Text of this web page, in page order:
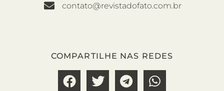
contato@revistadofato.com.br
COMPARTILHE NAS REDES